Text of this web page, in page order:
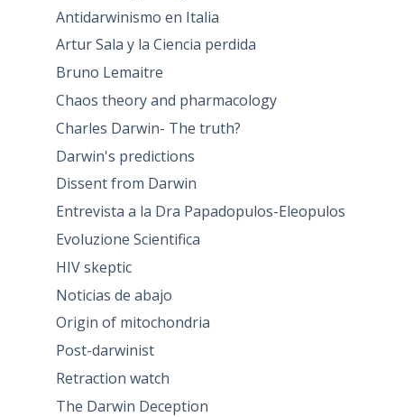
Antidarwinismo en Italia
Artur Sala y la Ciencia perdida
Bruno Lemaitre
Chaos theory and pharmacology
Charles Darwin- The truth?
Darwin's predictions
Dissent from Darwin
Entrevista a la Dra Papadopulos-Eleopulos
Evoluzione Scientifica
HIV skeptic
Noticias de abajo
Origin of mitochondria
Post-darwinist
Retraction watch
The Darwin Deception